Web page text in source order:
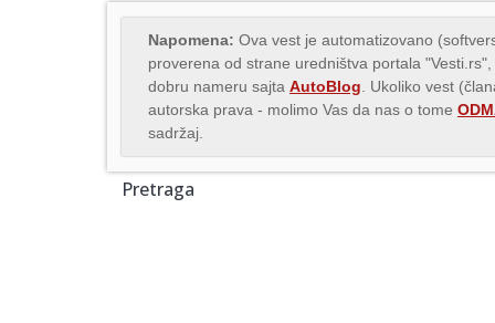
Napomena: Ova vest je automatizovano
proverena od strane uredništva portala
dobru nameru sajta AutoBlog . Ukoliko vest
autorska prava - molimo Vas da nas o tome
sadržaj.
Pretraga